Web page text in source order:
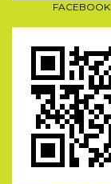
FACEBOOK